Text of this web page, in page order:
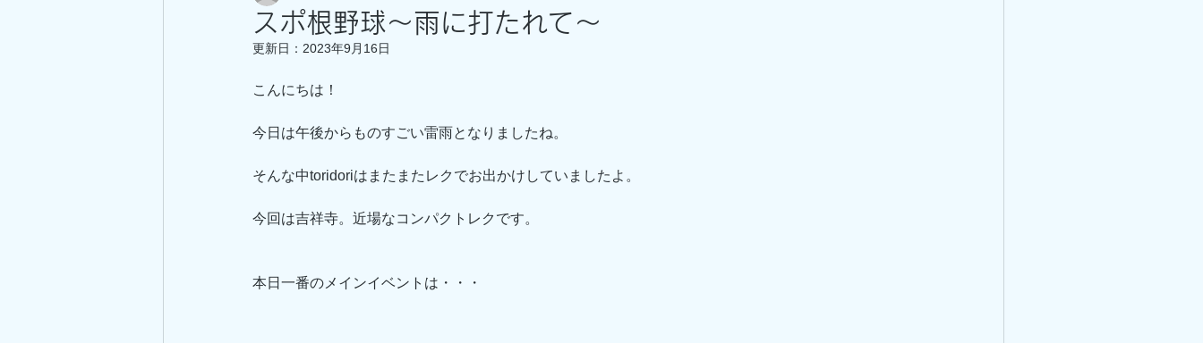
スポ根野球～雨に打たれて～
更新日： 2023年9月16日
こんにちは！
今日は午後からものすごい雷雨となりましたね。
そんな中toridoriはまたまたレクでお出かけしていましたよ。
今回は吉祥寺。近場なコンパクトレクです。
本日一番のメインイベントは・・・